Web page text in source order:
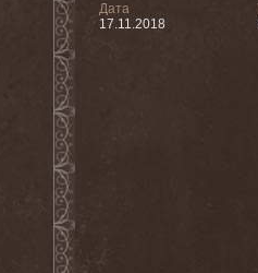
Дата
17.11.2018